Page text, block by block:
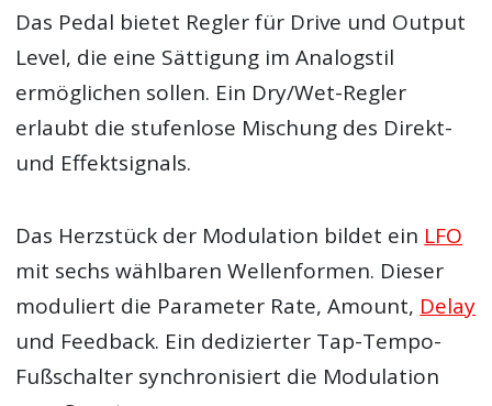
Das Pedal bietet Regler für Drive und Output
Level, die eine Sättigung im Analogstil
ermöglichen sollen. Ein Dry/Wet-Regler
erlaubt die stufenlose Mischung des Direkt-
und Effektsignals.
Das Herzstück der Modulation bildet ein LFO
mit sechs wählbaren Wellenformen. Dieser
moduliert die Parameter Rate, Amount, Delay
und Feedback. Ein dedizierter Tap-Tempo-
Fußschalter synchronisiert die Modulation